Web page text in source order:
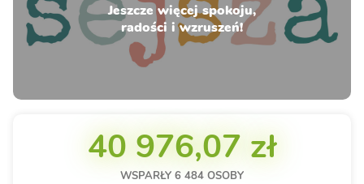
Jeszcze więcej spokoju,
radości i wzruszeń!
40 976,07 zł
WSPARŁY 6 484 OSOBY